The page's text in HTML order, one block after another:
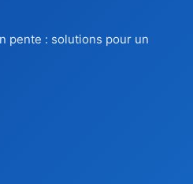
pente : solutions pour un